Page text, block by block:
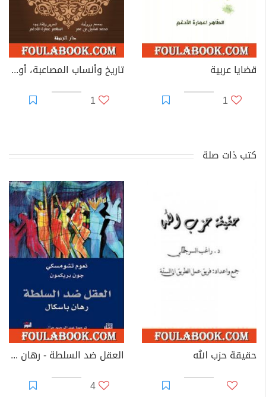
قضايا عربية
1
تاريخ وأنساب المصاعبة، أولاد أحمد، الأعشاش والفرق الهلالية
1
كتب ذات صلة
حقيقة حزب الله
العقل ضد السلطة - رهان باسكال
4